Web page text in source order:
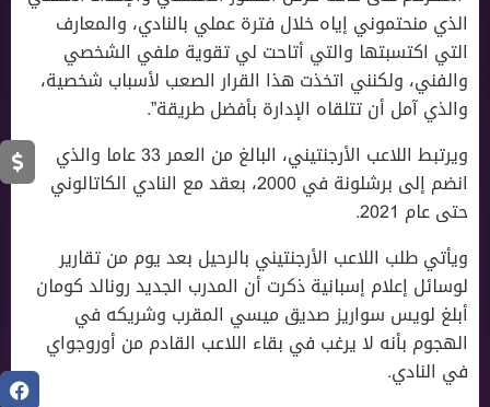
الذي منحتموني إياه خلال فترة عملي بالنادي، والمعارف
التي اكتسبتها والتي أتاحت لي تقوية ملفي الشخصي
والفني، ولكنني اتخذت هذا القرار الصعب لأسباب شخصية،
والذي آمل أن تتلقاه الإدارة بأفضل طريقة”.
ويرتبط اللاعب الأرجنتيني، البالغ من العمر 33 عاما والذي
انضم إلى برشلونة في 2000، بعقد مع النادي الكاتالوني
حتى عام 2021.
ويأتي طلب اللاعب الأرجنتيني بالرحيل بعد يوم من تقارير
لوسائل إعلام إسبانية ذكرت أن المدرب الجديد رونالد كومان
أبلغ لويس سواريز صديق ميسي المقرب وشريكه في
الهجوم بأنه لا يرغب في بقاء اللاعب القادم من أوروجواي
في النادي.